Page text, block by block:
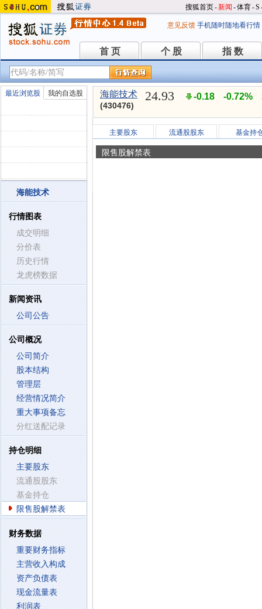
搜狐首页-新闻 -体育-S
意见反馈 手机随时随地看行情
首 页
首 页 个 股
个 股 指 数
指 数
最近浏览股 我的自选股
海能技术
行情图表
成交明细
分价表
历史行情
龙虎榜数据
新闻资讯
公司公告
公司概况
公司简介
股本结构
管理层
经营情况简介
重大事项备忘
分红送配记录
持仓明细
主要股东
流通股股东
基金持仓
限售股解禁表
财务数据
重要财务指标
主营收入构成
资产负债表
现金流量表
利润表
海能技术
(430476)
24.93 -0.18 -0.72%
主要股东 流通股股东 基金持
限售股解禁表